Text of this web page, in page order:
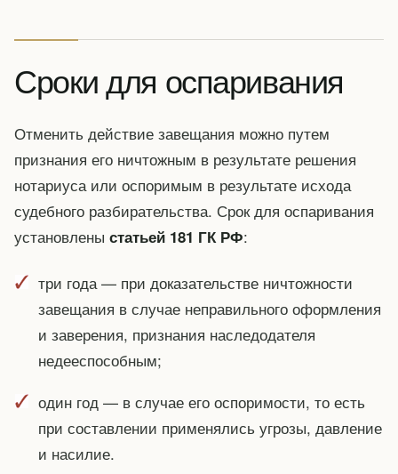
Сроки для оспаривания
Отменить действие завещания можно путем
признания его ничтожным в результате решения
нотариуса или оспоримым в результате исхода
судебного разбирательства. Срок для оспаривания
установлены статьей 181 ГК РФ:
три года — при доказательстве ничтожности
завещания в случае неправильного оформления
и заверения, признания наследодателя
недееспособным;
один год — в случае его оспоримости, то есть
при составлении применялись угрозы, давление
и насилие.